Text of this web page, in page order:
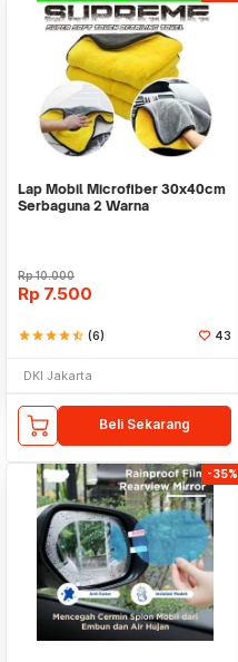
Lap Mobil Microfiber 30x40cm
Serbaguna 2 Warna
Rp10.000
Rp 7.500
starstarstarstarstar_half (6) 43
DKI Jakarta
Beli Sekarang
-35%